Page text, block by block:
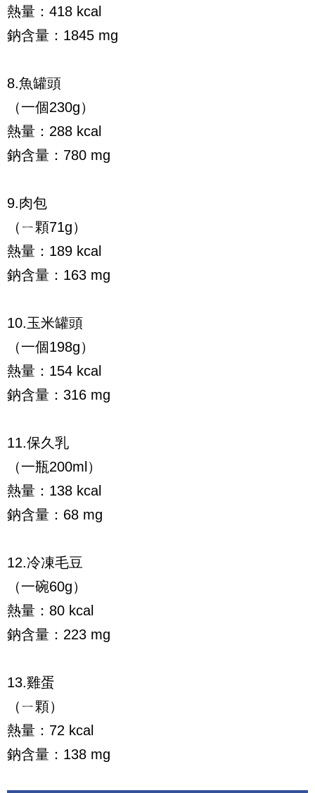
熱量：418 kcal
鈉含量：1845 mg
8.魚罐頭
（一個230g）
熱量：288 kcal
鈉含量：780 mg
9.肉包
（ㄧ顆71g）
熱量：189 kcal
鈉含量：163 mg
10.玉米罐頭
（一個198g）
熱量：154 kcal
鈉含量：316 mg
11.保久乳
（一瓶200ml）
熱量：138 kcal
鈉含量：68 mg
12.冷凍毛豆
（一碗60g）
熱量：80 kcal
鈉含量：223 mg
13.雞蛋
（ㄧ顆）
熱量：72 kcal
鈉含量：138 mg